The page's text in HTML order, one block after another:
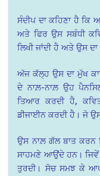
ਸੰਦੀਪ ਦਾ ਕਹਿਣਾ ਹੈ
ਅਤੇ ਫਿਰ ਉਸ ਸਬੰਧੀ
ਲਿਖੀ ਜਾਂਦੀ ਹੈ ਅਤੇ ਉਸ
ਅੱਜ ਕੱਲ੍ਹ ਉਸ ਦਾ ਮੁੱਖ
ਦੇ ਨਾਲ਼-ਨਾਲ਼ ਉਹ
ਤਿਆਰ ਕਰਦੀ ਹੈ,
ਡੀਜਾਈਨ ਕਰਦੀ ਹੈ। ਜੋ
ਉਸ ਨਾਲ਼ ਗੱਲ ਬਾਤ
ਸਾਹਮਣੇ ਆਉਂਦੇ ਹਨ। ਜਿਵੇਂ
ਤੁਰਦੀ। ਸੋਚ ਸਮਝ ਕੇ